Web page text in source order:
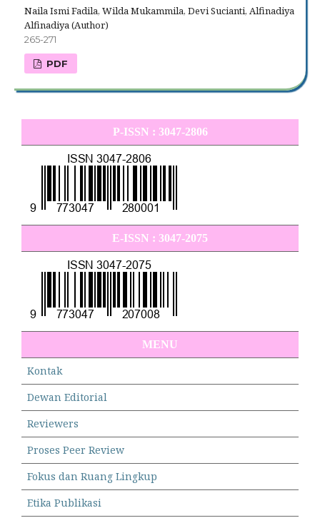
Naila Ismi Fadila, Wilda Mukammila, Devi Sucianti, Alfinadiya
Alfinadiya (Author)
265-271
PDF
P-ISSN : 3047-2806
E-ISSN : 3047-2075
MENU
Kontak
Dewan Editorial
Reviewers
Proses Peer Review
Fokus dan Ruang Lingkup
Etika Publikasi